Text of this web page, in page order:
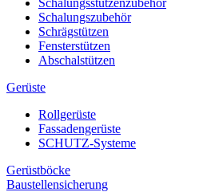
Schalungszubehör
Schrägstützen
Fensterstützen
Abschalstützen
Gerüste
Rollgerüste
Fassadengerüste
SCHUTZ-Systeme
Gerüstböcke
Baustellensicherung